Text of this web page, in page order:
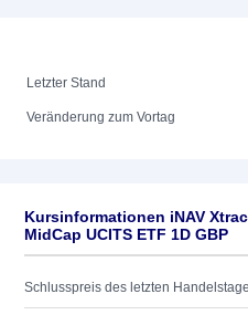
Letzter Stand
Veränderung zum Vortag
Kursinformationen iNAV
MidCap UCITS ETF 1D GBP
Schlusspreis des letzten